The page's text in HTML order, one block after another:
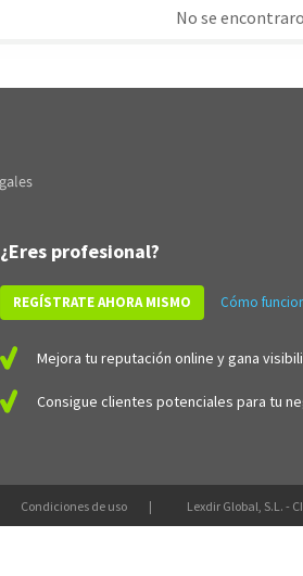
No se
¿Eres profesional?
REGÍSTRATE AHORA MISMO Cómo
Mejora tu reputación online y gana
Consigue clientes potenciales para tu
Condiciones de uso Lexdir Global, S.L. -